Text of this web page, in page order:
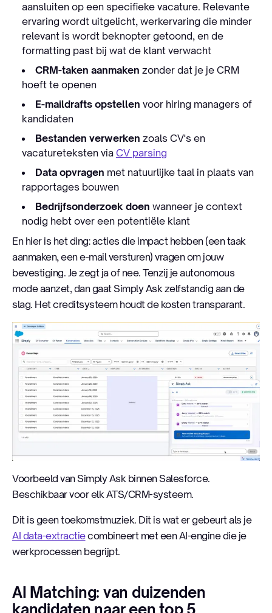
aansluiten op een specifieke vacature. Relevante
ervaring wordt uitgelicht, werkervaring die minder
relevant is wordt beknopter getoond, en de
formatting past bij wat de klant verwacht
CRM-taken aanmaken zonder dat je je CRM
hoeft te openen
E-maildrafts opstellen voor hiring managers of
kandidaten
Bestanden verwerken zoals CV's en
vacatureteksten via CV parsing
Data opvragen met natuurlijke taal in plaats van
rapportages bouwen
Bedrijfsonderzoek doen wanneer je context
nodig hebt over een potentiële klant
En hier is het ding: acties die impact hebben (een taak
aanmaken, een e-mail versturen) vragen om jouw
bevestiging. Je zegt ja of nee. Tenzij je autonomous
mode aanzet, dan gaat Simply Ask zelfstandig aan de
slag. Het creditsysteem houdt de kosten transparant.
Voorbeeld van Simply Ask binnen Salesforce.
Beschikbaar voor elk ATS/CRM-systeem.
Dit is geen toekomstmuziek. Dit is wat er gebeurt als je
AI data-extractiecombineert met een AI-engine die je
werkprocessen begrijpt.
AI Matching: van duizenden
kandidaten naar een top 5